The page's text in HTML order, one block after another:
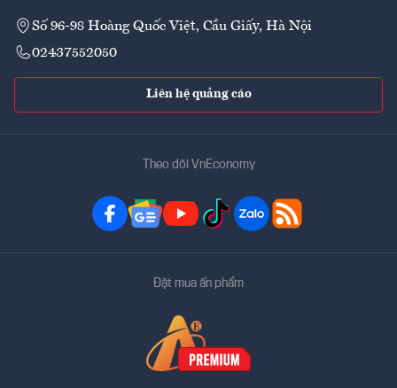
Số 96-98 Hoàng Quốc Việt, Cầu Giấy, Hà Nội
02437552050
Liên hệ quảng cáo
Theo dõi VnEconomy
Đặt mua ấn phẩm